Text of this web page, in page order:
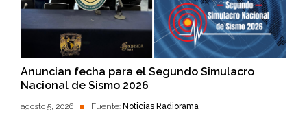
Anuncian fecha para el Segundo Simulacro
Nacional de Sismo 2026
agosto 5, 2026 Fuente: Noticias Radiorama